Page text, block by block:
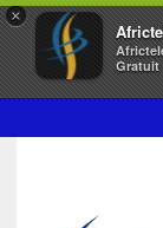
×
Gratuit